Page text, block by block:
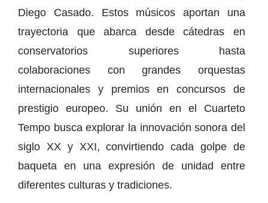
Diego Casado. Estos músicos aportan una
trayectoria que abarca desde cátedras en
conservatorios superiores hasta
colaboraciones con grandes orquestas
internacionales y premios en concursos de
prestigio europeo. Su unión en el Cuarteto
Tempo busca explorar la innovación sonora del
siglo XX y XXI, convirtiendo cada golpe de
baqueta en una expresión de unidad entre
diferentes culturas y tradiciones.